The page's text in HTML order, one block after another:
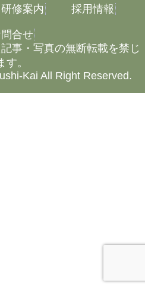
研修案内 採用情報
合せ
事・写真の無断転載を禁じ
す。
Kai All Right Reserved.